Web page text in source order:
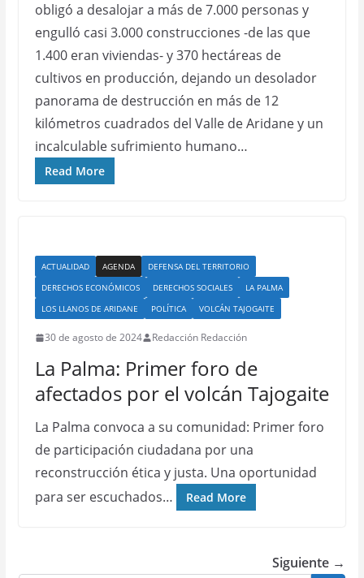
obligó a desalojar a más de 7.000 personas y
engulló casi 3.000 construcciones -de las que
1.400 eran viviendas- y 370 hectáreas de
cultivos en producción, dejando un desolador
panorama de destrucción en más de 12
kilómetros cuadrados del Valle de Aridane y un
incalculable sufrimiento humano…
Read More
ACTUALIDAD AGENDA
DEFENSA DEL TERRITORIO
DERECHOS ECONÓMICOS
DERECHOS SOCIALES
LA PALMA
LOS LLANOS DE ARIDANE
POLÍTICA VOLCÁN TAJOGAITE
30 de agosto de 2024 Redacción Redacción
La Palma: Primer foro de
afectados por el volcán Tajogaite
La Palma convoca a su comunidad: Primer foro
de participación ciudadana por una
reconstrucción ética y justa. Una oportunidad
para ser escuchados…
Read More
Siguiente →